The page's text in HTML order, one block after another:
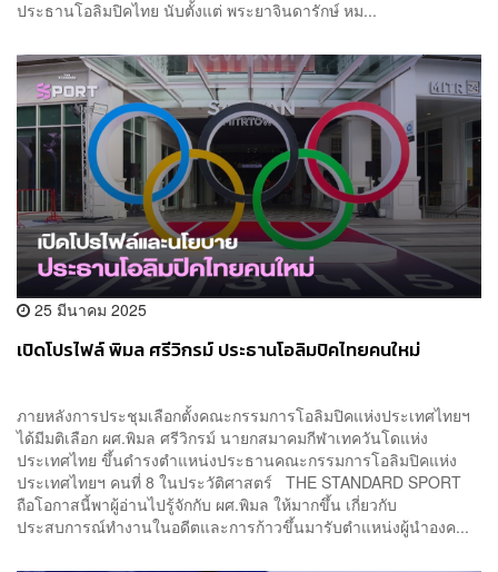
ประธานโอลิมปิคไทย นับตั้งแต่ พระยาจินดารักษ์ หม...
25 มีนาคม 2025
เปิดโปรไฟล์ พิมล ศรีวิกรม์ ประธานโอลิมปิคไทยคนใหม่
ภายหลังการประชุมเลือกตั้งคณะกรรมการโอลิมปิคแห่งประเทศไทยฯ
ได้มีมติเลือก ผศ.พิมล ศรีวิกรม์ นายกสมาคมกีฬาเทควันโดแห่ง
ประเทศไทย ขึ้นดำรงตำแหน่งประธานคณะกรรมการโอลิมปิคแห่ง
ประเทศไทยฯ คนที่ 8 ในประวัติศาสตร์ THE STANDARD SPORT
ถือโอกาสนี้พาผู้อ่านไปรู้จักกับ ผศ.พิมล ให้มากขึ้น เกี่ยวกับ
ประสบการณ์ทำงานในอดีตและการก้าวขึ้นมารับตำแหน่งผู้นำองค...